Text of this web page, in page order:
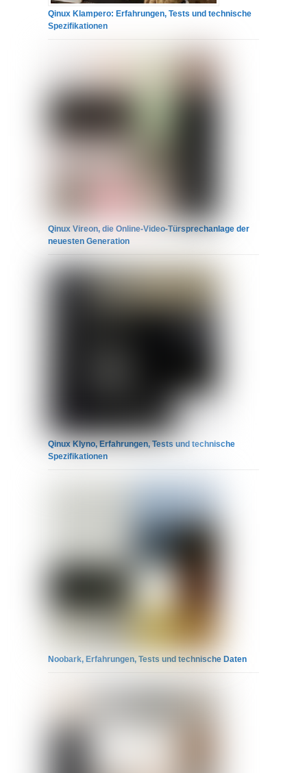
Qinux Klampero: Erfahrungen, Tests und technische
Spezifikationen
Qinux Vireon, die Online-Video-Türsprechanlage der
neuesten Generation
Qinux Klyno, Erfahrungen, Tests und technische
Spezifikationen
Noobark, Erfahrungen, Tests und technische Daten